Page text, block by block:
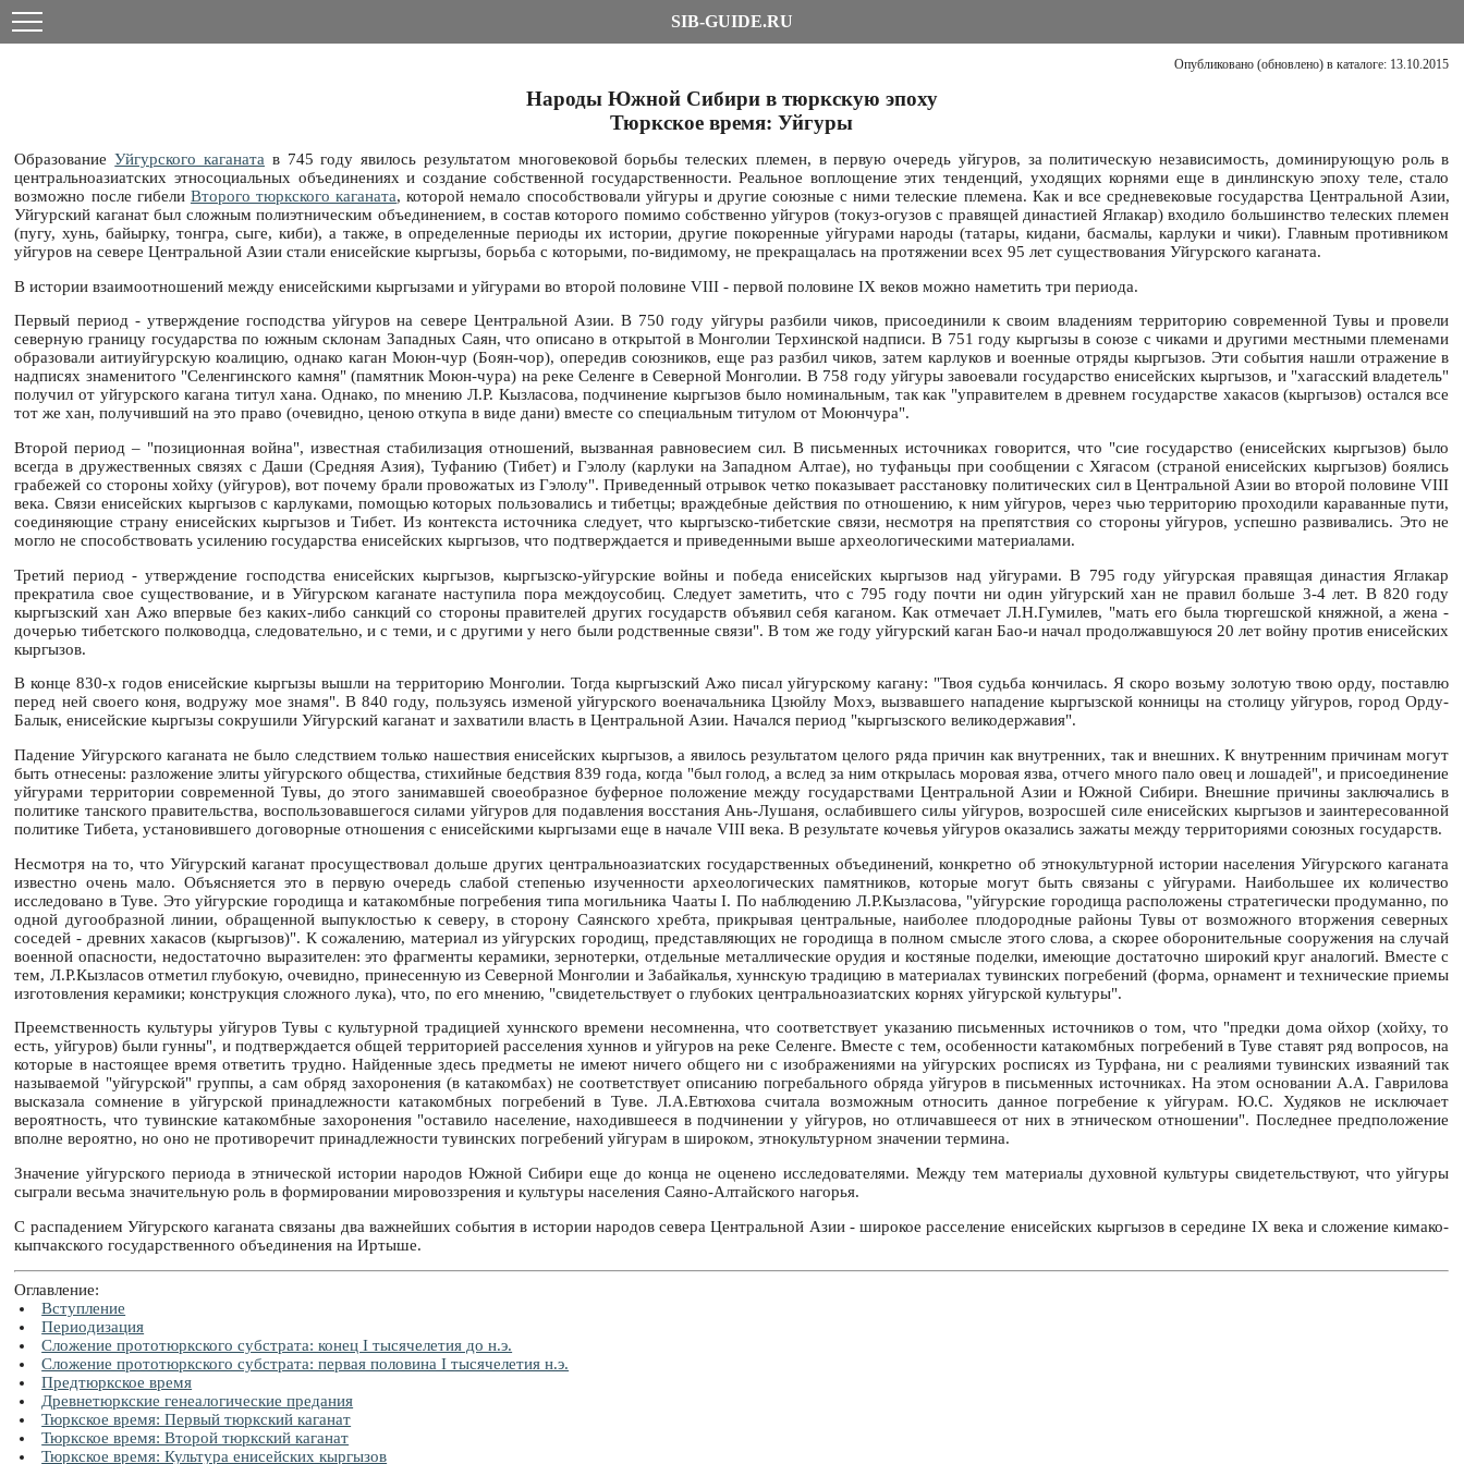
SIB-GUIDE.RU
Опубликовано (обновлено) в каталоге: 13.10.2015
Народы Южной Сибири в тюркскую эпоху
Тюркское время: Уйгуры
ОбразованиеУйгурского каганата в 745 году явилось результатом многовековой борьбы телеских племен, в первую очередь уйгуров, за политическую независимость, доминирующую роль в
центральноазиатских этносоциальных объединениях и создание собственной государственности. Реальное воплощение этих тенденций, уходящих корнями еще в динлинскую эпоху теле, стало
возможно после гибели Второго тюркского каганата, которой немало способствовали уйгуры и другие союзные с ними телеские племена. Как и все средневековые государства Центральной Азии,
Уйгурский каганат был сложным полиэтническим объединением, в состав которого помимо собственно уйгуров (токуз-огузов с правящей династией Яглакар) входило большинство телеских племен
(пугу, хунь, байырку, тонгра, сыге, киби), а также, в определенные периоды их истории, другие покоренные уйгурами народы (татары, кидани, басмалы, карлуки и чики). Главным противником
уйгуров на севере Центральной Азии стали енисейские кыргызы, борьба с которыми, по-видимому, не прекращалась на протяжении всех 95 лет существования Уйгурского каганата.
В истории взаимоотношений между енисейскими кыргызами и уйгурами во второй половине VIII - первой половине IX веков можно наметить три периода.
Первый период - утверждение господства уйгуров на севере Центральной Азии. В 750 году уйгуры разбили чиков, присоединили к своим владениям территорию современной Тувы и провели
северную границу государства по южным склонам Западных Саян, что описано в открытой в Монголии Терхинской надписи. В 751 году кыргызы в союзе с чиками и другими местными племенами
образовали аитиуйгурскую коалицию, однако каган Моюн-чур (Боян-чор), опередив союзников, еще раз разбил чиков, затем карлуков и военные отряды кыргызов. Эти события нашли отражение в
надписях знаменитого "Селенгинского камня" (памятник Моюн-чура) на реке Селенге в Северной Монголии. В 758 году уйгуры завоевали государство енисейских кыргызов, и "хагасский владетель"
получил от уйгурского кагана титул хана. Однако, по мнению Л.Р. Кызласова, подчинение кыргызов было номинальным, так как "управителем в древнем государстве хакасов (кыргызов) остался все
тот же хан, получивший на это право (очевидно, ценою откупа в виде дани) вместе со специальным титулом от Моюнчура".
Второй период – "позиционная война", известная стабилизация отношений, вызванная равновесием сил. В письменных источниках говорится, что "сие государство (енисейских кыргызов) было
всегда в дружественных связях с Даши (Средняя Азия), Туфанию (Тибет) и Гэлолу (карлуки на Западном Алтае), но туфаньцы при сообщении с Хягасом (страной енисейских кыргызов) боялись
грабежей со стороны хойху (уйгуров), вот почему брали провожатых из Гэлолу". Приведенный отрывок четко показывает расстановку политических сил в Центральной Азии во второй половине VIII
века. Связи енисейских кыргызов с карлуками, помощью которых пользовались и тибетцы; враждебные действия по отношению, к ним уйгуров, через чью территорию проходили караванные пути,
соединяющие страну енисейских кыргызов и Тибет. Из контекста источника следует, что кыргызско-тибетские связи, несмотря на препятствия со стороны уйгуров, успешно развивались. Это не
могло не способствовать усилению государства енисейских кыргызов, что подтверждается и приведенными выше археологическими материалами.
Третий период - утверждение господства енисейских кыргызов, кыргызско-уйгурские войны и победа енисейских кыргызов над уйгурами. В 795 году уйгурская правящая династия Яглакар
прекратила свое существование, и в Уйгурском каганате наступила пора междоусобиц. Следует заметить, что с 795 году почти ни один уйгурский хан не правил больше 3-4 лет. В 820 году
кыргызский хан Ажо впервые без каких-либо санкций со стороны правителей других государств объявил себя каганом. Как отмечает Л.Н.Гумилев, "мать его была тюргешской княжной, а жена -
дочерью тибетского полководца, следовательно, и с теми, и с другими у него были родственные связи". В том же году уйгурский каган Бао-и начал продолжавшуюся 20 лет войну против енисейских
кыргызов.
В конце 830-х годов енисейские кыргызы вышли на территорию Монголии. Тогда кыргызский Ажо писал уйгурскому кагану: "Твоя судьба кончилась. Я скоро возьму золотую твою орду, поставлю
перед ней своего коня, водружу мое знамя". В 840 году, пользуясь изменой уйгурского военачальника Цзюйлу Мохэ, вызвавшего нападение кыргызской конницы на столицу уйгуров, город Орду-
Балык, енисейские кыргызы сокрушили Уйгурский каганат и захватили власть в Центральной Азии. Начался период "кыргызского великодержавия".
Падение Уйгурского каганата не было следствием только нашествия енисейских кыргызов, а явилось результатом целого ряда причин как внутренних, так и внешних. К внутренним причинам могут
быть отнесены: разложение элиты уйгурского общества, стихийные бедствия 839 года, когда "был голод, а вслед за ним открылась моровая язва, отчего много пало овец и лошадей", и присоединение
уйгурами территории современной Тувы, до этого занимавшей своеобразное буферное положение между государствами Центральной Азии и Южной Сибири. Внешние причины заключались в
политике танского правительства, воспользовавшегося силами уйгуров для подавления восстания Ань-Лушаня, ослабившего силы уйгуров, возросшей силе енисейских кыргызов и заинтересованной
политике Тибета, установившего договорные отношения с енисейскими кыргызами еще в начале VIII века. В результате кочевья уйгуров оказались зажаты между территориями союзных государств.
Несмотря на то, что Уйгурский каганат просуществовал дольше других центральноазиатских государственных объединений, конкретно об этнокультурной истории населения Уйгурского каганата
известно очень мало. Объясняется это в первую очередь слабой степенью изученности археологических памятников, которые могут быть связаны с уйгурами. Наибольшее их количество
исследовано в Туве. Это уйгурские городища и катакомбные погребения типа могильника Чааты I. По наблюдению Л.Р.Кызласова, "уйгурские городища расположены стратегически продуманно, по
одной дугообразной линии, обращенной выпуклостью к северу, в сторону Саянского хребта, прикрывая центральные, наиболее плодородные районы Тувы от возможного вторжения северных
соседей - древних хакасов (кыргызов)". К сожалению, материал из уйгурских городищ, представляющих не городища в полном смысле этого слова, а скорее оборонительные сооружения на случай
военной опасности, недостаточно выразителен: это фрагменты керамики, зернотерки, отдельные металлические орудия и костяные поделки, имеющие достаточно широкий круг аналогий. Вместе с
тем, Л.Р.Кызласов отметил глубокую, очевидно, принесенную из Северной Монголии и Забайкалья, хуннскую традицию в материалах тувинских погребений (форма, орнамент и технические приемы
изготовления керамики; конструкция сложного лука), что, по его мнению, "свидетельствует о глубоких центральноазиатских корнях уйгурской культуры".
Преемственность культуры уйгуров Тувы с культурной традицией хуннского времени несомненна, что соответствует указанию письменных источников о том, что "предки дома ойхор (хойху, то
есть, уйгуров) были гунны", и подтверждается общей территорией расселения хуннов и уйгуров на реке Селенге. Вместе с тем, особенности катакомбных погребений в Туве ставят ряд вопросов, на
которые в настоящее время ответить трудно. Найденные здесь предметы не имеют ничего общего ни с изображениями на уйгурских росписях из Турфана, ни с реалиями тувинских изваяний так
называемой "уйгурской" группы, а сам обряд захоронения (в катакомбах) не соответствует описанию погребального обряда уйгуров в письменных источниках. На этом основании А.А. Гаврилова
высказала сомнение в уйгурской принадлежности катакомбных погребений в Туве. Л.А.Евтюхова считала возможным относить данное погребение к уйгурам. Ю.С. Худяков не исключает
вероятность, что тувинские катакомбные захоронения "оставило население, находившееся в подчинении у уйгуров, но отличавшееся от них в этническом отношении". Последнее предположение
вполне вероятно, но оно не противоречит принадлежности тувинских погребений уйгурам в широком, этнокультурном значении термина.
Значение уйгурского периода в этнической истории народов Южной Сибири еще до конца не оценено исследователями. Между тем материалы духовной культуры свидетельствуют, что уйгуры
сыграли весьма значительную роль в формировании мировоззрения и культуры населения Саяно-Алтайского нагорья.
С распадением Уйгурского каганата связаны два важнейших события в истории народов севера Центральной Азии - широкое расселение енисейских кыргызов в середине IX века и сложение кимако-
кыпчакского государственного объединения на Иртыше.
Оглавление:
Вступление
Периодизация
Сложение прототюркского субстрата: конец I тысячелетия до н.э.
Сложение прототюркского субстрата: первая половина I тысячелетия н.э.
Предтюркское время
Древнетюркские генеалогические предания
Тюркское время: Первый тюркский каганат
Тюркское время: Второй тюркский каганат
Тюркское время: Культура енисейских кыргызов